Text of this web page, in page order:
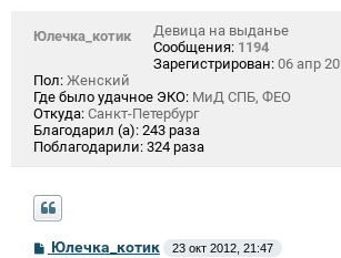
Юлечка_котик
Девица на выданье
Сообщения: 1194
Зарегистрирован: 06 апр
Пол: Женский
Где было удачное ЭКО: МиД СПБ, ФЕО
Откуда: Санкт-Петербург
Благодарил (а): 243 раза
Поблагодарили: 324 раза
СЮлечка_котик 23 окт 2012, 21:47